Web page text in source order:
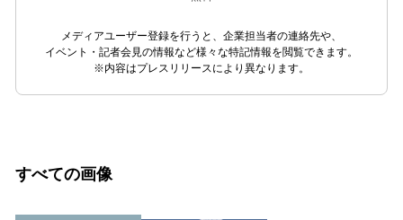
メディアユーザー登録を行うと、企業担当者の連絡先や、
イベント・記者会見の情報など様々な特記情報を閲覧できます。
※内容はプレスリリースにより異なります。
すべての画像